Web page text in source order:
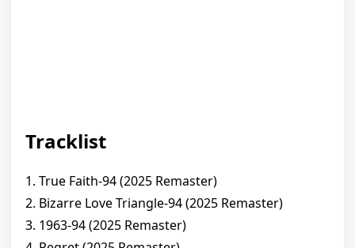
Tracklist
1. True Faith-94 (2025 Remaster)
2. Bizarre Love Triangle-94 (2025 Remaster)
3. 1963-94 (2025 Remaster)